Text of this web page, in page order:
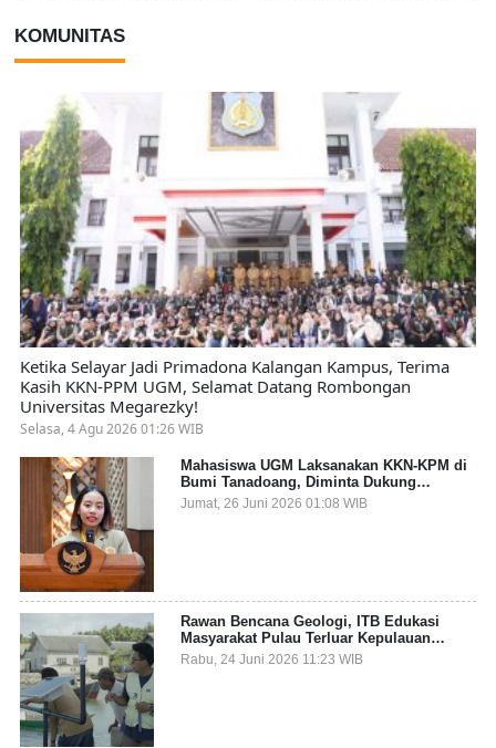
KOMUNITAS
Ketika Selayar Jadi Primadona Kalangan Kampus, Terima
Kasih KKN-PPM UGM, Selamat Datang Rombongan
Universitas Megarezky!
Selasa, 4 Agu 2026 01:26 WIB
Mahasiswa UGM Laksanakan KKN-KPM di
Bumi Tanadoang, Diminta Dukung
Gemerlap dan Beri Solusi pada Persoalan
Sampah Pesisir
Jumat, 26 Juni 2026 01:08 WIB
Rawan Bencana Geologi, ITB Edukasi
Masyarakat Pulau Terluar Kepulauan
Selayar Terkait Mitigasi Berbasis Kawasan
Pesisir
Rabu, 24 Juni 2026 11:23 WIB